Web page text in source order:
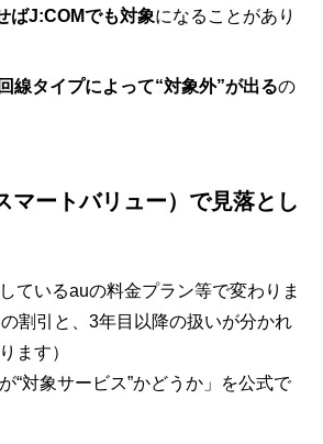
ばJ:COMでも対象になることがあり
線タイプによって“対象外”が出るの
マートバリュー）で見落とし
ているauの料金プラン等で変わりま
割引と、3年目以降の扱いが分かれ
ます）
“対象サービス”かどうか」を公式で